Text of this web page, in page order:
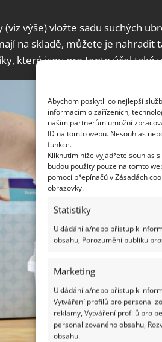
Abychom poskytli co nejlepší
informacím o zařízeních,
našim partnerům umožní
ID na tomto webu. Nesouhlas
funkce.
Kliknutím níže vyjádřete souhlas
budou použity pouze na tomto
pomocí přepínačů v Zásadách
obrazovky.
Statistiky
Ukládání a/nebo přístup k
obsahu, Porozumění publiku
Marketing
Ukládání a/nebo přístup k
Vytváření profilů pro
reklamy, Vytváření profilů pro
personalizovaného obsahu,
obsahu.
výše) vložte sadu suchých
na skladě, můžete je nahradit
které jsou pro tento účel také